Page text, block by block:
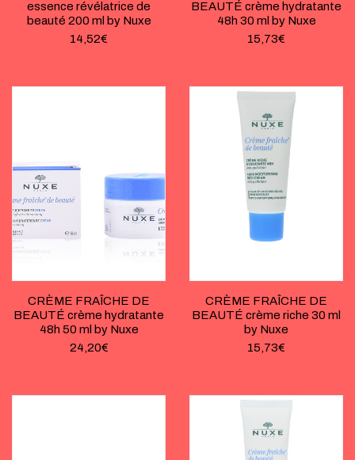
essence révélatrice de
beauté 200 ml by Nuxe
14,52€
BEAUTÉ crème hydratante
48h 30 ml by Nuxe
15,73€
CRÈME FRAÎCHE DE
BEAUTÉ crème hydratante
48h 50 ml by Nuxe
24,20€
CRÈME FRAÎCHE DE
BEAUTÉ crème riche 30 ml
by Nuxe
15,73€